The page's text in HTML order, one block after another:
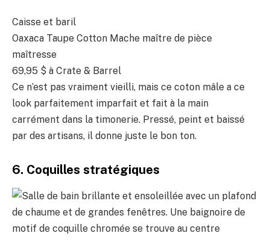
Caisse et baril
Oaxaca Taupe Cotton Mache maître de pièce
maîtresse
69,95 $ à Crate & Barrel
Ce n’est pas vraiment vieilli, mais ce coton mâle a ce
look parfaitement imparfait et fait à la main
carrément dans la timonerie. Pressé, peint et baissé
par des artisans, il donne juste le bon ton.
6. Coquilles stratégiques